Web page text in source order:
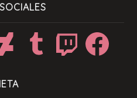
Tumblr Twitch Facebook